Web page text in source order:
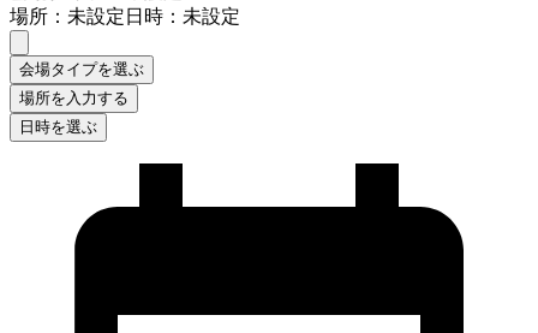
場所：未設定日時：未設定
会場タイプを選ぶ
場所を入力する
日時を選ぶ